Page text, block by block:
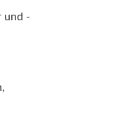
und -